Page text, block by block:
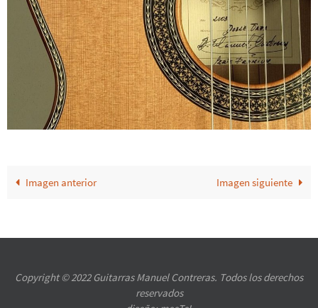
Imagen anterior Imagen siguiente
Copyright © 2022 Guitarras Manuel Contreras. Todos los derechos
reservados